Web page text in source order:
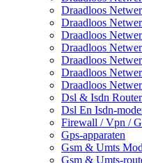
Draadloos
Draadloos
Draadloos
Draadloos
Draadloos
Draadloos
Draadloos
Dsl & Isdn
Dsl En Isdn-
Firewall / Vpn /
Gps-apparaten
Gsm & Umts
Gsm & Umts-